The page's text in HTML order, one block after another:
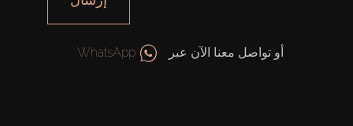
أو تواصل معنا الآن عبر WhatsApp